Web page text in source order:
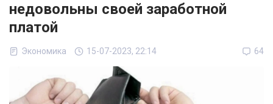
недовольны своей заработной
платой
Экономика 15-07-2023, 22:14 64